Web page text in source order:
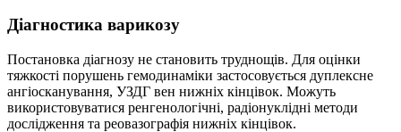
Діагностика варикозу
Постановка діагнозу не становить труднощів. Для оцінки
тяжкості порушень гемодинаміки застосовується дуплексне
ангіосканування, УЗДГ вен нижніх кінцівок. Можуть
використовуватися ренгенологічні, радіонуклідні методи
дослідження та реовазографія нижніх кінцівок.